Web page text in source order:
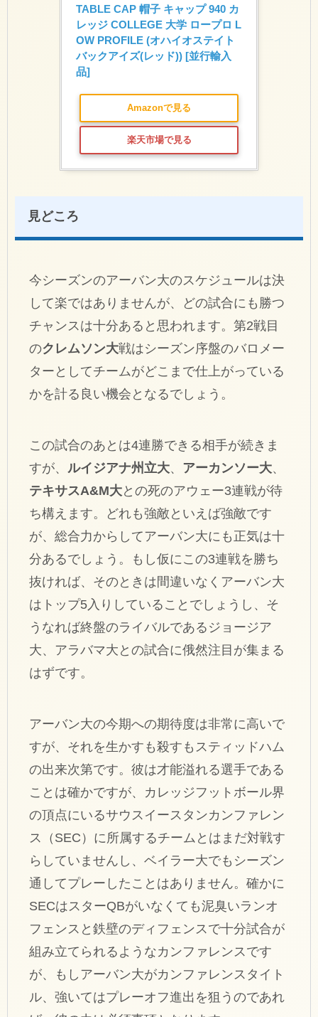
TABLE CAP 帽子 キャップ 940 カ
レッジ COLLEGE 大学 ロープロ L
OW PROFILE (オハイオステイト
バックアイズ(レッド)) [並行輸入
品]
Amazonで見る
楽天市場で見る
見どころ
今シーズンのアーバン大のスケジュールは決
して楽ではありませんが、どの試合にも勝つ
チャンスは十分あると思われます。第2戦目
のクレムソン大戦はシーズン序盤のバロメー
ターとしてチームがどこまで仕上がっている
かを計る良い機会となるでしょう。
この試合のあとは4連勝できる相手が続きま
すが、 ルイジアナ州立大、 アーカンソー大、
テキサスA&M大との死のアウェー3連戦が待
ち構えます。どれも強敵といえば強敵です
が、総合力からしてアーバン大にも正気は十
分あるでしょう。もし仮にこの3連戦を勝ち
抜ければ、そのときは間違いなくアーバン大
はトップ5入りしていることでしょうし、そ
うなれば終盤のライバルであるジョージア
大、アラバマ大との試合に俄然注目が集まる
はずです。
アーバン大の今期への期待度は非常に高いで
すが、それを生かすも殺すもスティッドハム
の出来次第です。彼は才能溢れる選手である
ことは確かですが、カレッジフットボール界
の頂点にいるサウスイースタンカンファレン
ス（SEC）に所属するチームとはまだ対戦す
らしていませんし、ベイラー大でもシーズン
通してプレーしたことはありません。確かに
SECはスターQBがいなくても泥臭いランオ
フェンスと鉄壁のディフェンスで十分試合が
組み立てられるようなカンファレンスです
が、もしアーバン大がカンファレンスタイト
ル、強いてはプレーオフ進出を狙うのであれ